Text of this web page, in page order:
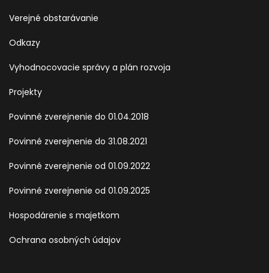
Verejné obstarávanie
Odkazy
Vyhodnocovacie správy a plán rozvoja
Projekty
Povinné zverejnenie do 01.04.2018
Povinné zverejnenie do 31.08.2021
Povinné zverejnenie od 01.09.2022
Povinné zverejnenie od 01.09.2025
Hospodárenie s majetkom
Ochrana osobných údajov